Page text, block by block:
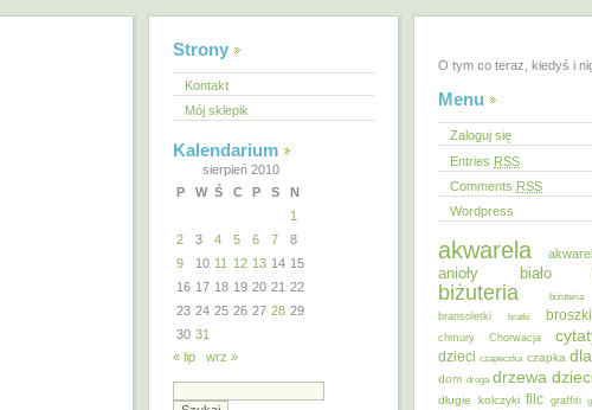
Strony
Kontakt
Mój sklepik
Kalendarium
sierpień 2010
P
W Ś C P S
N
1
2
3 4 5 6 7
8
9
10 11 12 13 14 15
16 17 18 19 20 21 22
23 24 25 26 27 28 29
30 31
« lip
wrz »
O tym co teraz, kiedyś i
Menu
Zaloguj się
Entries RSS
Comments RSS
Wordpress
akwarela
anioły biało
biżuteria
bransoletki
bratki broszki
chmury Chorwacja
dzieci czapeczka czapka
dom droga drzewa
długie kolczyki filc graffiti